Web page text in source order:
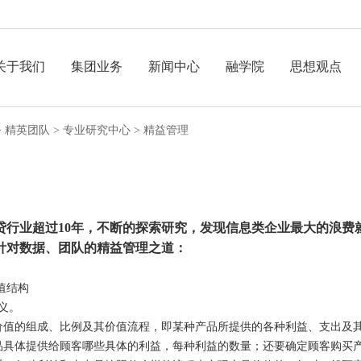
于我们 集团业务 新闻中心 融学院 思想观点
精英团队 > 专业研究中心 > 精益管理
行业超过10年，不断的探索研究，发现信息类企业最大的浪
数据、团队的精益管理之道：
结构
。
的组成、比例及其价值流程，即某种产品所提供的各种利益、支出
体提供给顾客哪些具体的利益，每种利益的数量；还要确定顾客购